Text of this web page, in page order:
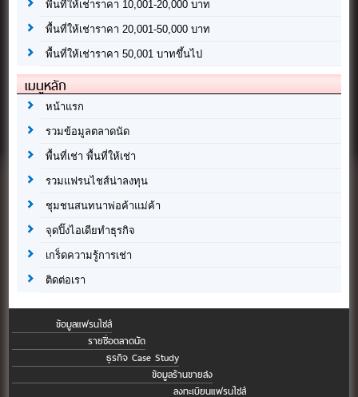
พื้นที่ให้เช่าราคา 10,001-20,000 บาท
พื้นที่ให้เช่าราคา 20,001-50,000 บาท
พื้นที่ให้เช่าราคา 50,001 บาทขึ้นไป
เมนูหลัก
หน้าแรก
รวมข้อมูลตลาดนัด
พื้นที่เช่า พื้นที่ให้เช่า
รวมแฟรนไชส์น่าลงทุน
ชุมชนสนทนาพ่อค้าแม่ค้า
จุดปิ๊งไอเดียทำธุรกิจ
เกร็ดความรู้การเช่า
ติดต่อเรา
ข้อมูลแฟรนไชส์
รายชื่อตลาดนัด
ธุรกิจ Case Study
ข้อมูลร้านขายส่ง
ลงทะเบียนแฟรนไชส์